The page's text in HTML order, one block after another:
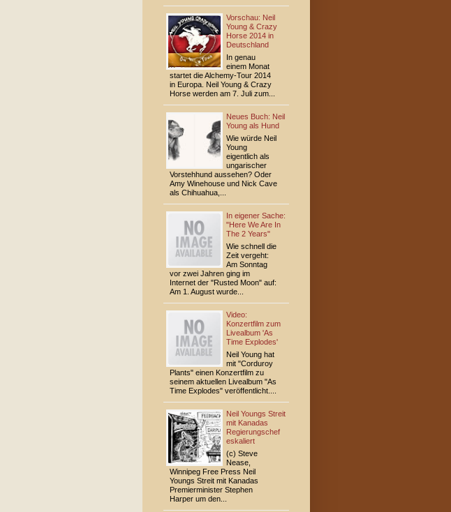
Vorschau: Neil
Young & Crazy
Horse 2014 in
Deutschland
In genau
einem Monat
startet die Alchemy-Tour 2014
in Europa. Neil Young & Crazy
Horse werden am 7. Juli zum...
Neues Buch: Neil
Young als Hund
Wie würde Neil
Young
eigentlich als
ungarischer
Vorstehhund aussehen? Oder
Amy Winehouse und Nick Cave
als Chihuahua,...
In eigener Sache:
"Here We Are In
The 2 Years"
Wie schnell die
Zeit vergeht:
Am Sonntag
vor zwei Jahren ging im
Internet der "Rusted Moon" auf:
Am 1. August wurde...
Video:
Konzertfilm zum
Livealbum 'As
Time Explodes'
Neil Young hat
mit "Corduroy
Plants" einen Konzertfilm zu
seinem aktuellen Livealbum "As
Time Explodes" veröffentlicht....
Neil Youngs Streit
mit Kanadas
Regierungschef
eskaliert
(c) Steve
Nease,
Winnipeg Free Press Neil
Youngs Streit mit Kanadas
Premierminister Stephen
Harper um den...